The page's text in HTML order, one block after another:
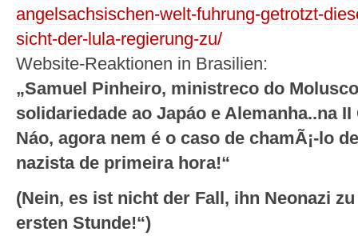
angelsachsischen-welt-fuhrung-getrotzt-
sicht-der-lula-regierung-zu/
Website-Reaktionen in Brasilien:
„Samuel Pinheiro, ministreco do
solidariedade ao Japáo e Alemanha..na II
Náo, agora nem é o caso de chamÃ¡-lo
nazista de primeira hora!“
(Nein, es ist nicht der Fall, ihn Neonazi
ersten Stunde!“)